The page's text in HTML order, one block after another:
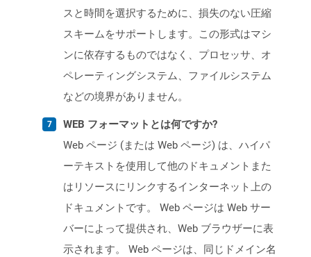
スと時間を選択するために、損失のない圧縮
スキームをサポートします。この形式はマシ
ンに依存するものではなく、プロセッサ、オ
ペレーティングシステム、ファイルシステム
などの境界がありません。
WEB フォーマットとは何ですか?
Web ページ (または Web ページ) は、ハイパ
ーテキストを使用して他のドキュメントまた
はリソースにリンクするインターネット上の
ドキュメントです。 Web ページは Web サー
バーによって提供され、Web ブラウザーに表
示されます。 Web ページは、同じドメイン名